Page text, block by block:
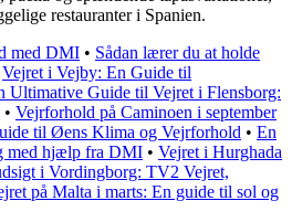
restauranter i Spanien.
med DMI • Sådan lærer du at holde
Vejret i Vejby: En Guide til
Ultimative Guide til Vejret i Flensborg:
• Vejrforhold på Caminoen i september
til Øens Klima og Vejrforhold • En
med hjælp fra DMI • Vejret i Hurghada
i Vordingborg: TV2 Vejret,
på Malta i marts: En guide til sol og